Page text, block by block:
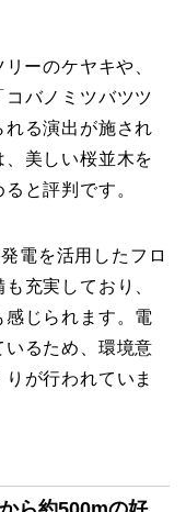
ーのケヤキや、
バノミツバツツ
る演出が施され
美しい桜並木を
と評判です。
電を活用したフロ
充実しており、
じられます。電
るため、環境意
が行われていま